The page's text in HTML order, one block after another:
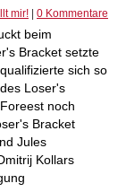
mir! 0 Kommentare
beim
Bracket setzte
sich so
Loser's
noch
Bracket
Jules
Kollars